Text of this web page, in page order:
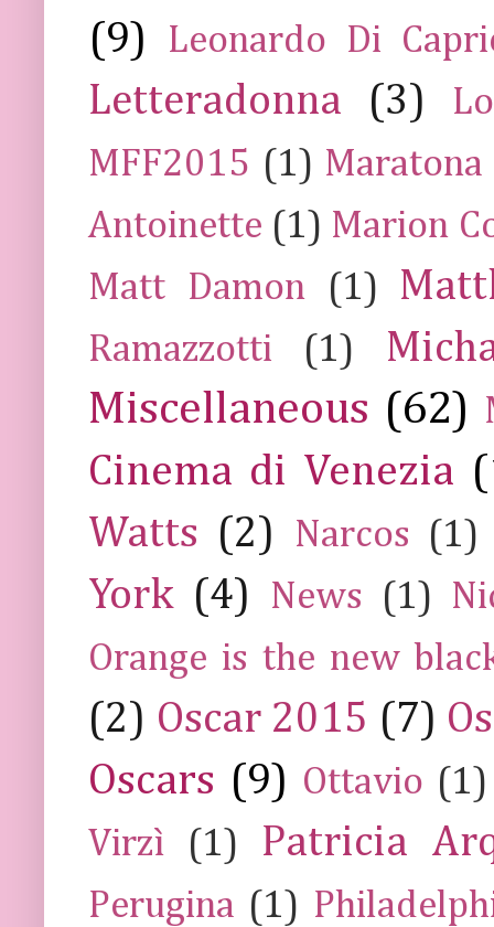
(9) Leonardo Di
Letteradonna (3)
MFF2015 (1) Maratona
Antoinette (1) Marion
Matt Damon
(1)
Ramazzotti (1)
Miscellaneous (62)
Cinema di Venezia
Watts (2) Narcos (1)
York (4) News (1)
Orange is the new
(2) Oscar 2015 (7)
Oscars (9) Ottavio (1)
Virzì
(1) Patricia
Perugina (1)